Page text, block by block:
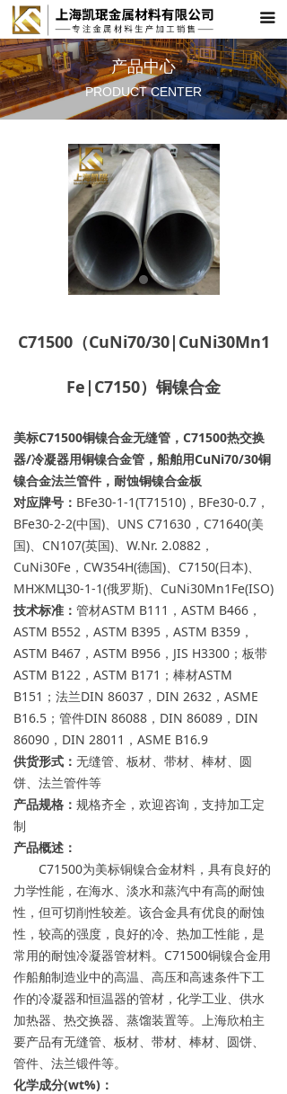
끀
首页
关于凯珉
产品中心
产品中心
PRODUCT CENTER
美标C71500铜镍合金无缝管，C71500热交换
器/冷凝器用铜镍合金管，船舶用CuNi70/30铜
镍合金法兰管件，耐蚀铜镍合金板
对应牌号： BFe30-1-1(T71510)，BFe30-0.7，
BFe30-2-2(中国)、UNS C71630，C71640(美
国)、CN107(英国)、W.Nr. 2.0882，
CuNi30Fe，CW354H(德国)、C7150(日本)、
MHЖMЦ30-1-1(俄罗斯)、CuNi30Mn1Fe(ISO)
技术标准： 管材ASTM B111，ASTM B466，
ASTM B552，ASTM B395，ASTM B359，
ASTM B467，ASTM B956，JIS H3300；板带
ASTM B122，ASTM B171；棒材ASTM
B151；法兰DIN 86037，DIN 2632，ASME
B16.5；管件DIN 86088，DIN 86089，DIN
86090，DIN 28011，ASME B16.9
供货形式： 无缝管、板材、带材、棒材、圆
饼、法兰管件等
产品规格： 规格齐全，欢迎咨询，支持加工定
制
产品概述：
C71500为美标铜镍合金材料，具有良好的
力学性能，在海水、淡水和蒸汽中有高的耐蚀
性，但可切削性较差。该合金具有优良的耐蚀
性，较高的强度，良好的冷、热加工性能，是
常用的耐蚀冷凝器管材料。C71500铜镍合金用
作船舶制造业中的高温、高压和高速条件下工
作的冷凝器和恒温器的管材，化学工业、供水
加热器、热交换器、蒸馏装置等。上海欣柏主
要产品有无缝管、板材、带材、棒材、圆饼、
管件、法兰锻件等。
化学成分(wt%)：
C71500（CuNi70/30|CuNi30Mn1
Fe|C7150）铜镍合金